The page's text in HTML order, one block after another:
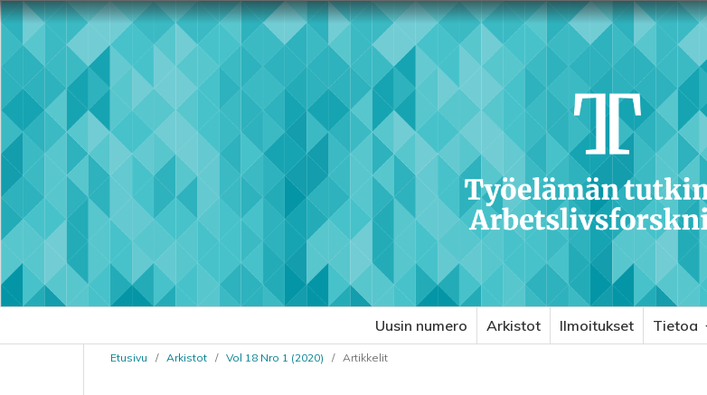
Uusin numero Arkistot Ilmoitukset Tietoa
Etusivu / Arkistot / Vol 18 Nro 1 (2020) / Artikkelit